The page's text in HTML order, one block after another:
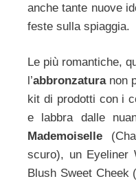
anche tante nuove
feste sulla spiaggia.
Le più romantiche,
l’abbronzaturanon
kit di prodotti con i
e labbra dalle
Mademoiselle
scuro), un Eyeliner
Blush Sweet Cheek